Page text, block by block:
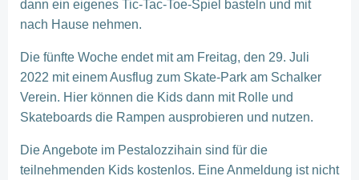
dann ein eigenes Tic-Tac-Toe-Spiel basteln und mit
nach Hause nehmen.
Die fünfte Woche endet mit am Freitag, den 29. Juli
2022 mit einem Ausflug zum Skate-Park am Schalker
Verein. Hier können die Kids dann mit Rolle und
Skateboards die Rampen ausprobieren und nutzen.
Die Angebote im Pestalozzihain sind für die
teilnehmenden Kids kostenlos. Eine Anmeldung ist nicht